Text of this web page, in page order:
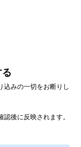
込みの一切をお断りし
後に反映されます。